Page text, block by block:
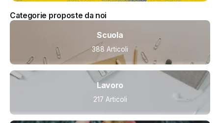
Categorie proposte da noi
Scuola
388 Articoli
Lavoro
217 Articoli